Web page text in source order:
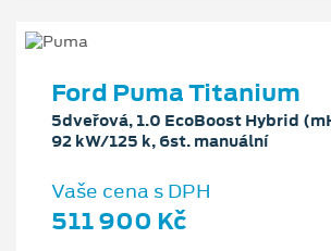
Ford Puma Titanium
5dveřová, 1.0 EcoBoost Hybrid
92 kW/125 k, 6st. manuální
Vaše cena s DPH
511 900 Kč